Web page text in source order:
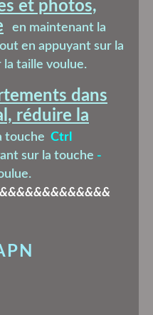
et photos,
en maintenant la
en appuyant sur la
taille voulue.
dans
réduire la
touche Ctrl
sur la touche -